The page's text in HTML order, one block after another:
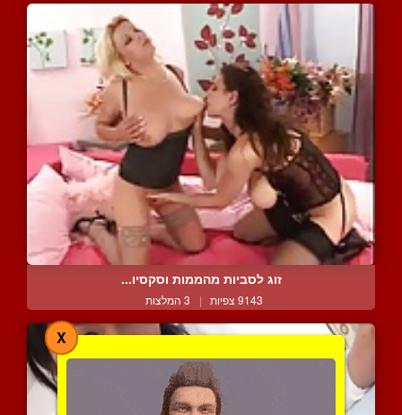
זוג לסביות מהממות וסקסיו...
9143 צפיות | 3 המלצות
X